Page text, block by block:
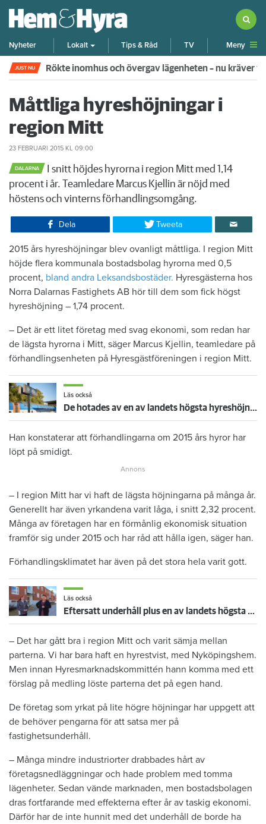
Nyheter Lokalt Tips & Råd TV Meny
JUST NU Rökte inomhus och övergav lägenheten – nu kräver
Måttliga hyreshöjningar i
region Mitt
23 FEBRUARI 2015 KL 09:00
DALARNA
I snitt höjdes hyrorna i region Mitt med 1,14
procent i år. Teamledare Marcus Kjellin är nöjd med
höstens och vinterns förhandlingsomgång.
Dela Tweeta
2015 års hyreshöjningar blev ovanligt måttliga. I region Mitt
höjde flera kommunala bostadsbolag hyrorna med 0,5
procent, bland andra Leksandsbostäder. Hyresgästerna hos
Norra Dalarnas Fastighets AB hör till dem som fick högst
hyreshöjning – 1,74 procent.
– Det är ett litet företag med svag ekonomi, som redan har
de lägsta hyrorna i Mitt, säger Marcus Kjellin, teamledare på
förhandlingsenheten på Hyresgästföreningen i region Mitt.
Läs också
De hotades av en av landets högsta hyreshöjningar – så blev det
Han konstaterar att förhandlingarna om 2015 års hyror har
löpt på smidigt.
– I region Mitt har vi haft de lägsta höjningarna på många år.
Generellt har även yrkandena varit låga, i snitt 2,32 procent.
Många av företagen har en förmånlig ekonomisk situation
framför sig under 2015 och har råd att hålla igen, säger han.
Förhandlingsklimatet har även på det stora hela varit gott.
Läs också
Eftersatt underhåll plus en av landets högsta hyreshöjningar – hyresgäster får ta smällen för miljonförlusterna
– Det har gått bra i region Mitt och varit sämja mellan
parterna. Vi har bara haft en hyrestvist, med Nyköpingshem.
Men innan Hyresmarknadskommittén hann komma med ett
förslag på medling löste parterna det på egen hand.
De företag som yrkat på lite högre höjningar har uppgett att
de behöver pengarna för att satsa mer på
fastighetsunderhåll.
– Många mindre industriorter drabbades hårt av
företagsnedläggningar och hade problem med tomma
lägenheter. Sedan vände marknaden, men bostadsbolagen
dras fortfarande med effekterna efter år av taskig ekonomi.
Därför har de inte hunnit med det underhåll de borde ha